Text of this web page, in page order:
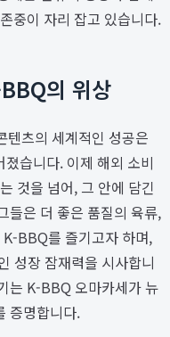
중이 자리 잡고 있습니다.
의 위상
츠의 세계적인 성공은
습니다. 이제 해외 소비
것을 넘어, 그 안에 담긴
들은 더 좋은 품질의 육류,
BBQ를 즐기고자 하며,
성장 잠재력을 시사합니
는 K-BBQ 오마카세가 뉴
증명합니다.